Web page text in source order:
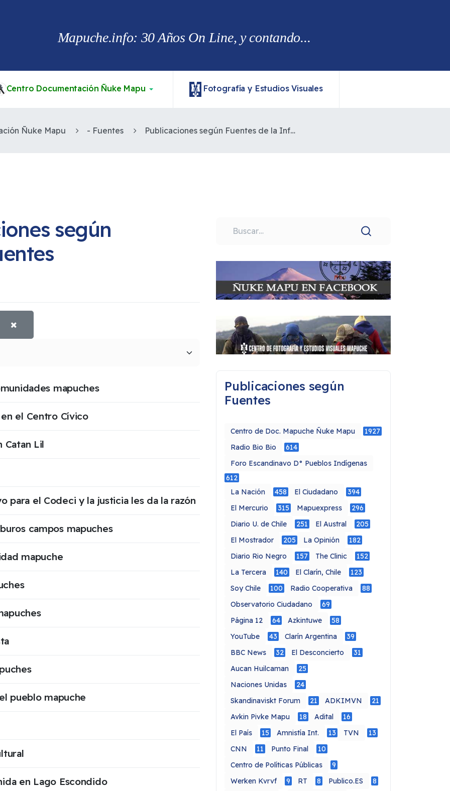
Mapuche.info: 30 Años On Line, y contando...
Centro Documentación Ñuke Mapu Fotografía y Estudios Visuales
Ñuke Mapu - Fuentes Publicaciones según Fuentes de la Información
según
mapuches
el Centro Cívico
Catan Lil
para el Codeci y la justicia les da la razón
campos mapuches
mapuche
pueblo mapuche
en Lago Escondido
Buscar
Publicaciones según
Fuentes
Centro de Doc. Mapuche Ñuke Mapu
1927
Radio Bio Bio
614
Foro Escandinavo D° Pueblos Indígenas
612
La Nación
458 El Ciudadano
394
El Mercurio
315 Mapuexpress
296
Diario U. de Chile
251 El Austral
205
El Mostrador
205 La Opinión
182
Diario Rio Negro
157 The Clinic
152
La Tercera
140 El Clarín, Chile
123
Soy Chile
100 Radio Cooperativa
88
Observatorio Ciudadano
69
Página 12
64 Azkintuwe
58
YouTube
43 Clarín Argentina
39
BBC News
32 El Desconcierto
31
Aucan Huilcaman
25
Naciones Unidas
24
Skandinaviskt Forum
21 ADKIMVN
21
Avkin Pivke Mapu
18 Adital
16
El País
15 Amnistía Int. 13 TVN
13
CNN
11 Punto Final
10
Centro de Políticas Públicas
9
Werken Kvrvf
9 RT 8 Publico.ES
8